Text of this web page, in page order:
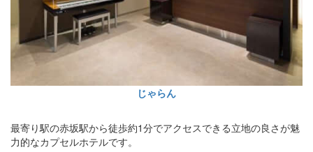
じゃらん
最寄り駅の赤坂駅から徒歩約1分でアクセスできる立地の良さが魅
力的なカプセルホテルです。